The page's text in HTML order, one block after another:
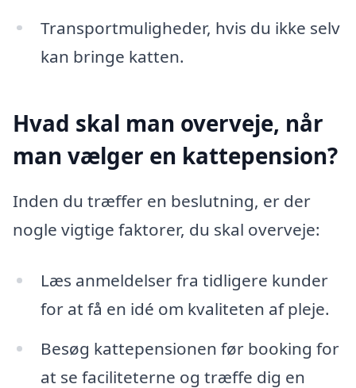
Transportmuligheder, hvis du ikke selv
kan bringe katten.
Hvad skal man overveje, når
man vælger en kattepension?
Inden du træffer en beslutning, er der
nogle vigtige faktorer, du skal overveje:
Læs anmeldelser fra tidligere kunder
for at få en idé om kvaliteten af pleje.
Besøg kattepensionen før booking for
at se faciliteterne og træffe dig en